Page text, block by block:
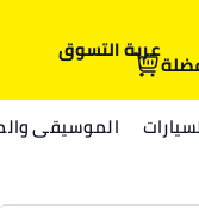
عربة التسوق
الموسيقى